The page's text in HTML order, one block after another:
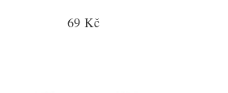
69 Kč